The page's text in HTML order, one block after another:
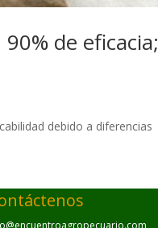
de eficacia;
debido a diferencias